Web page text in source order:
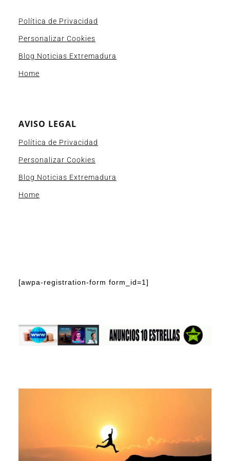
Política de Privacidad
Personalizar Cookies
Blog Noticias Extremadura
Home
AVISO LEGAL
Política de Privacidad
Personalizar Cookies
Blog Noticias Extremadura
Home
[awpa-registration-form form_id=1]